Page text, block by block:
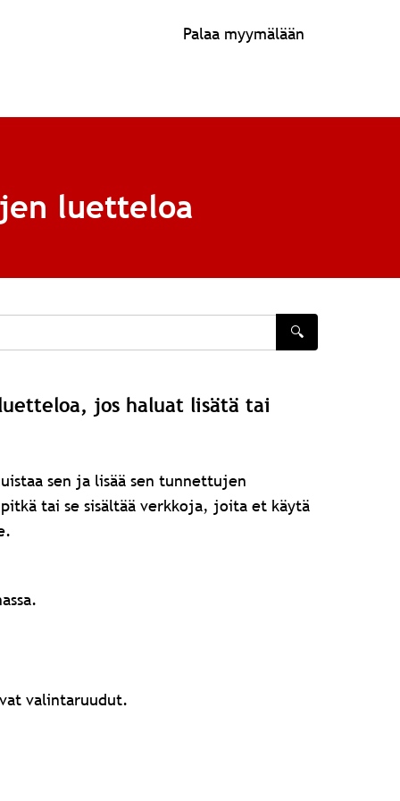
Palaa myymälään
luetteloa
🔍
jos haluat lisätä tai
sen ja lisää sen tunnettujen
tai se sisältää verkkoja, joita et käytä
valintaruudut.